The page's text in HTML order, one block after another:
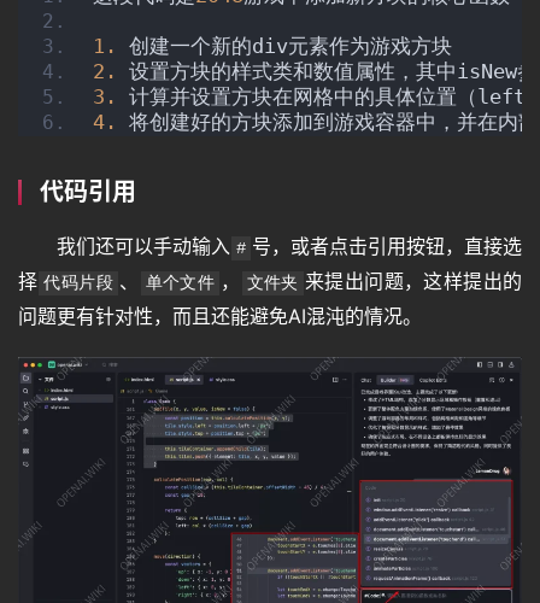
1.
创建一个新的div元素作为游戏方块
2.
设置方块的样式类和数值属性，其中isNew
3.
计算并设置方块在网格中的具体位置（left
4.
将创建好的方块添加到游戏容器中，并在内
代码引用
我们还可以手动输入 # 号，或者点击引用按钮，直接选
择 代码片段 、 单个文件 ， 文件夹 来提出问题，这样提出的
问题更有针对性，而且还能避免AI混沌的情况。